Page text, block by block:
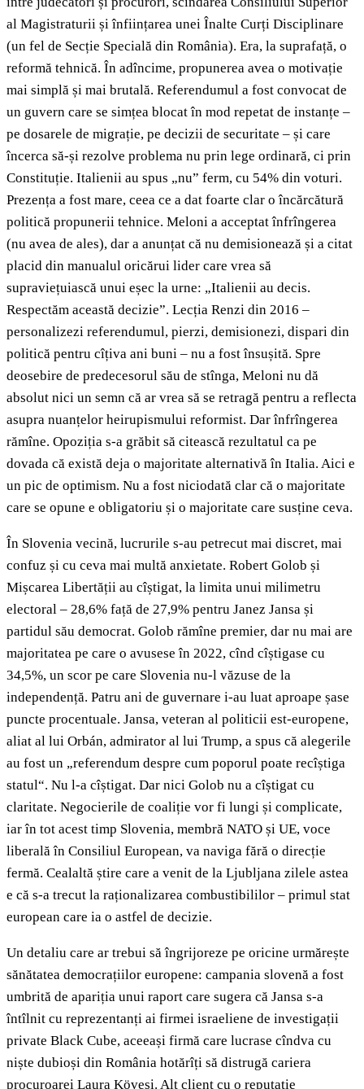
al Magistraturii și înființarea unei Înalte Curți Disciplinare
(un fel de Secție Specială din România). Era, la suprafață, o
reformă tehnică. În adîncime, propunerea avea o motivație
mai simplă și mai brutală. Referendumul a fost convocat de
un guvern care se simțea blocat în mod repetat de instanțe –
pe dosarele de migrație, pe decizii de securitate – și care
încerca să-și rezolve problema nu prin lege ordinară, ci prin
Constituție. Italienii au spus „nu” ferm, cu 54% din voturi.
Prezența a fost mare, ceea ce a dat foarte clar o încărcătură
politică propunerii tehnice. Meloni a acceptat înfrîngerea
(nu avea de ales), dar a anunțat că nu demisionează și a citat
placid din manualul oricărui lider care vrea să
supraviețuiască unui eșec la urne: „Italienii au decis.
Respectăm această decizie”. Lecția Renzi din 2016 –
personalizezi referendumul, pierzi, demisionezi, dispari din
politică pentru cîțiva ani buni – nu a fost însușită. Spre
deosebire de predecesorul său de stînga, Meloni nu dă
absolut nici un semn că ar vrea să se retragă pentru a reflecta
asupra nuanțelor heirupismului reformist. Dar înfrîngerea
rămîne. Opoziția s-a grăbit să citească rezultatul ca pe
dovada că există deja o majoritate alternativă în Italia. Aici e
un pic de optimism. Nu a fost niciodată clar că o majoritate
care se opune e obligatoriu și o majoritate care susține ceva.
În Slovenia vecină, lucrurile s-au petrecut mai discret, mai
confuz și cu ceva mai multă anxietate. Robert Golob și
Mișcarea Libertății au cîștigat, la limita unui milimetru
electoral – 28,6% față de 27,9% pentru Janez Jansa și
partidul său democrat. Golob rămîne premier, dar nu mai are
majoritatea pe care o avusese în 2022, cînd cîștigase cu
34,5%, un scor pe care Slovenia nu-l văzuse de la
independență. Patru ani de guvernare i-au luat aproape șase
puncte procentuale. Jansa, veteran al politicii est-europene,
aliat al lui Orbán, admirator al lui Trump, a spus că alegerile
au fost un „referendum despre cum poporul poate recîștiga
statul“. Nu l-a cîștigat. Dar nici Golob nu a cîștigat cu
claritate. Negocierile de coaliție vor fi lungi și complicate,
iar în tot acest timp Slovenia, membră NATO și UE, voce
liberală în Consiliul European, va naviga fără o direcție
fermă. Cealaltă știre care a venit de la Ljubljana zilele astea
e că s-a trecut la raționalizarea combustibililor – primul stat
european care ia o astfel de decizie.
Un detaliu care ar trebui să îngrijoreze pe oricine urmărește
sănătatea democrațiilor europene: campania slovenă a fost
umbrită de apariția unui raport care sugera că Jansa s-a
întîlnit cu reprezentanți ai firmei israeliene de investigații
private Black Cube, aceeași firmă care lucrase cîndva cu
niște dubioși din România hotărîți să distrugă cariera
procuroarei Laura Kövesi. Alt client cu o reputație